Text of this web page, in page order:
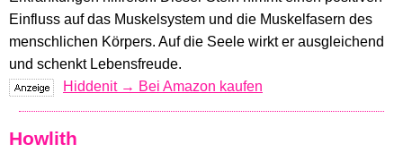
Einfluss auf das Muskelsystem und die Muskelfasern des
menschlichen Körpers. Auf die Seele wirkt er ausgleichend
und schenkt Lebensfreude.
Hiddenit → Bei Amazon kaufen
Howlith